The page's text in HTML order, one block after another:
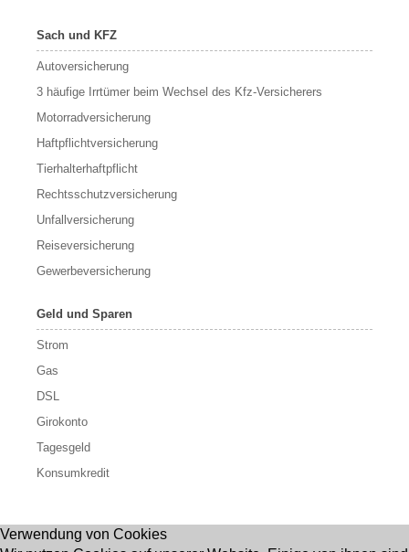
Sach und KFZ
Autoversicherung
3 häufige Irrtümer beim Wechsel des Kfz-Versicherers
Motorradversicherung
Haftpflichtversicherung
Tierhalterhaftpflicht
Rechtsschutzversicherung
Unfallversicherung
Reiseversicherung
Gewerbeversicherung
Geld und Sparen
Strom
Gas
DSL
Girokonto
Tagesgeld
Konsumkredit
Verwendung von Cookies